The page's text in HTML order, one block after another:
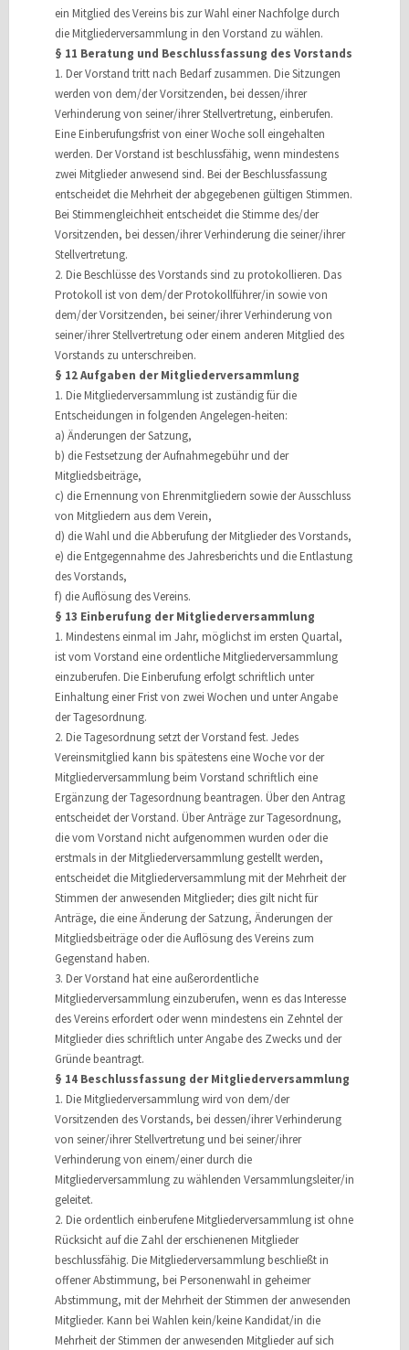
ein Mitglied des Vereins bis zur Wahl einer Nachfolge durch
die Mitgliederversammlung in den Vorstand zu wählen.
§ 11 Beratung und Beschlussfassung des Vorstands
1. Der Vorstand tritt nach Bedarf zusammen. Die Sitzungen
werden von dem/der Vorsitzenden, bei dessen/ihrer
Verhinderung von seiner/ihrer Stellvertretung, einberufen.
Eine Einberufungsfrist von einer Woche soll eingehalten
werden. Der Vorstand ist beschlussfähig, wenn mindestens
zwei Mitglieder anwesend sind. Bei der Beschlussfassung
entscheidet die Mehrheit der abgegebenen gültigen Stimmen.
Bei Stimmengleichheit entscheidet die Stimme des/der
Vorsitzenden, bei dessen/ihrer Verhinderung die seiner/ihrer
Stellvertretung.
2. Die Beschlüsse des Vorstands sind zu protokollieren. Das
Protokoll ist von dem/der Protokollführer/in sowie von
dem/der Vorsitzenden, bei seiner/ihrer Verhinderung von
seiner/ihrer Stellvertretung oder einem anderen Mitglied des
Vorstands zu unterschreiben.
§ 12 Aufgaben der Mitgliederversammlung
1. Die Mitgliederversammlung ist zuständig für die
Entscheidungen in folgenden Angelegen-heiten:
a) Änderungen der Satzung,
b) die Festsetzung der Aufnahmegebühr und der
Mitgliedsbeiträge,
c) die Ernennung von Ehrenmitgliedern sowie der Ausschluss
von Mitgliedern aus dem Verein,
d) die Wahl und die Abberufung der Mitglieder des Vorstands,
e) die Entgegennahme des Jahresberichts und die Entlastung
des Vorstands,
f) die Auflösung des Vereins.
§ 13 Einberufung der Mitgliederversammlung
1. Mindestens einmal im Jahr, möglichst im ersten Quartal,
ist vom Vorstand eine ordentliche Mitgliederversammlung
einzuberufen. Die Einberufung erfolgt schriftlich unter
Einhaltung einer Frist von zwei Wochen und unter Angabe
der Tagesordnung.
2. Die Tagesordnung setzt der Vorstand fest. Jedes
Vereinsmitglied kann bis spätestens eine Woche vor der
Mitgliederversammlung beim Vorstand schriftlich eine
Ergänzung der Tagesordnung beantragen. Über den Antrag
entscheidet der Vorstand. Über Anträge zur Tagesordnung,
die vom Vorstand nicht aufgenommen wurden oder die
erstmals in der Mitgliederversammlung gestellt werden,
entscheidet die Mitgliederversammlung mit der Mehrheit der
Stimmen der anwesenden Mitglieder; dies gilt nicht für
Anträge, die eine Änderung der Satzung, Änderungen der
Mitgliedsbeiträge oder die Auflösung des Vereins zum
Gegenstand haben.
3. Der Vorstand hat eine außerordentliche
Mitgliederversammlung einzuberufen, wenn es das Interesse
des Vereins erfordert oder wenn mindestens ein Zehntel der
Mitglieder dies schriftlich unter Angabe des Zwecks und der
Gründe beantragt.
§ 14 Beschlussfassung der Mitgliederversammlung
1. Die Mitgliederversammlung wird von dem/der
Vorsitzenden des Vorstands, bei dessen/ihrer Verhinderung
von seiner/ihrer Stellvertretung und bei seiner/ihrer
Verhinderung von einem/einer durch die
Mitgliederversammlung zu wählenden Versammlungsleiter/in
geleitet.
2. Die ordentlich einberufene Mitgliederversammlung ist ohne
Rücksicht auf die Zahl der erschienenen Mitglieder
beschlussfähig. Die Mitgliederversammlung beschließt in
offener Abstimmung, bei Personenwahl in geheimer
Abstimmung, mit der Mehrheit der Stimmen der anwesenden
Mitglieder. Kann bei Wahlen kein/keine Kandidat/in die
Mehrheit der Stimmen der anwesenden Mitglieder auf sich